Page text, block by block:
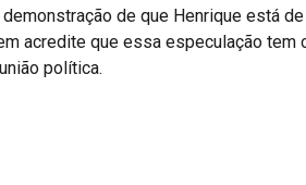
de que Henrique está
acredite que essa especulação
política.